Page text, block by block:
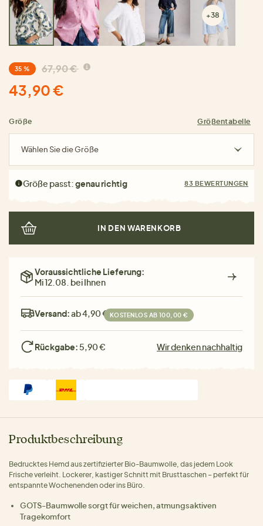
+38
35 % 67,90 €
43,90 €
Größe Größentabelle
Wählen Sie die Größe
Größe passt:genau richtig 83 BEWERTUNGEN
IN DEN WARENKORB
Voraussichtliche Lieferung:
Mi 12.08. bei Ihnen
Versand:ab 4,90 € KOSTENLOS AB 100,00 €
Rückgabe: 5,90 € Wir denken nachhaltig
Produktbeschreibung
Bedrucktes Hemd aus zertifizierter Bio-Baumwolle, das jedem Look
Frische verleiht. Lockerer, kastiger Schnitt mit Brusttaschen – perfekt für
entspannte Wochenenden oder ins Büro.
GOTS-Baumwolle sorgt für weichen, atmungsaktiven
Tragekomfort